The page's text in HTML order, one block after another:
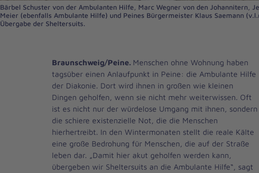
Bärbel Schuster von der Ambulanten Hilfe, Marc Wegner von den Johannitern,
Meier (ebenfalls Ambulante Hilfe) und Peines Bürgermeister Klaus Saemann
Übergabe der Sheltersuits.
Braunschweig/Peine. Menschen ohne Wohnung haben
tagsüber einen Anlaufpunkt in Peine: die Ambulante Hilfe
der Diakonie. Dort wird ihnen in großen wie kleinen
Dingen geholfen, wenn sie nicht mehr weiterwissen. Oft
ist es nicht nur der würdelose Umgang mit ihnen, sondern
die schiere existenzielle Not, die die Menschen
hierhertreibt. In den Wintermonaten stellt die reale Kälte
eine große Bedrohung für Menschen, die auf der Straße
leben dar. „Damit hier akut geholfen werden kann,
übergeben wir Sheltersuits an die Ambulante Hilfe“, sagt